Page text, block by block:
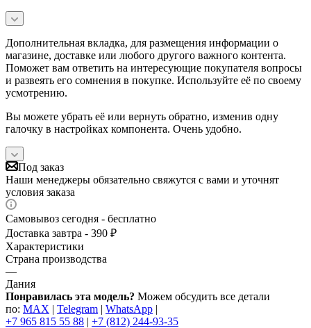
Дополнительная вкладка, для размещения информации о
магазине, доставке или любого другого важного контента.
Поможет вам ответить на интересующие покупателя вопросы
и развеять его сомнения в покупке. Используйте её по своему
усмотрению.
Вы можете убрать её или вернуть обратно, изменив одну
галочку в настройках компонента. Очень удобно.
Под заказ
Наши менеджеры обязательно свяжутся с вами и уточнят
условия заказа
Самовывоз сегодня - бесплатно
Доставка завтра - 390 ₽
Характеристики
Страна производства
—
Дания
Понравилась эта модель? Можем обсудить все детали
по: MAX | Telegram | WhatsApp |
+7 965 815 55 88 | +7 (812) 244-93-35